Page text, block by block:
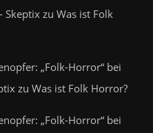
Skeptix zu Was ist Folk
„Folk-Horror“ bei
zu Was ist Folk Horror?
„Folk-Horror“ bei